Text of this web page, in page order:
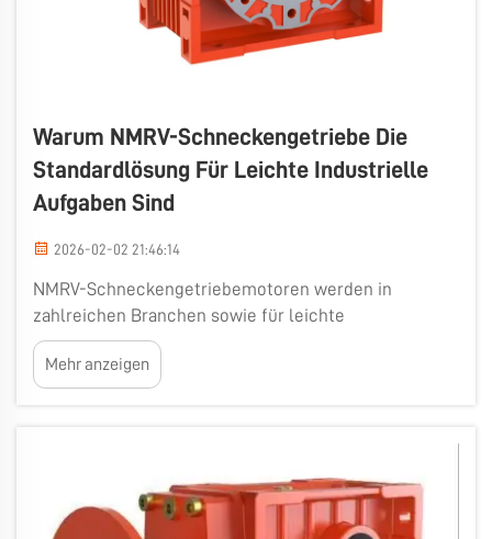
Warum NMRV-Schneckengetriebe Die
Standardlösung Für Leichte Industrielle
Aufgaben Sind
2026-02-02 21:46:14
NMRV-Schneckengetriebemotoren werden in
zahlreichen Branchen sowie für leichte
Anwendungen breit eingesetzt. Diese speziellen
Maschinen verbessern die Leistung, indem sie
Drehzahl und Drehmoment voneinander entkoppeln.
Mehr anzeigen